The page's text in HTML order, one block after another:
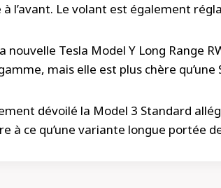
l’avant. Le volant est également
nouvelle Tesla Model Y Long Range
mais elle est plus chère qu’une
dévoilé la Model 3 Standard
à ce qu’une variante longue portée